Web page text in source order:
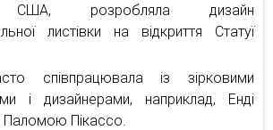
США, розробляла дизайн
листівки на відкриття Статуї
співпрацювала із зірковими
і дизайнерами, наприклад, Енді
Паломою Пікассо.